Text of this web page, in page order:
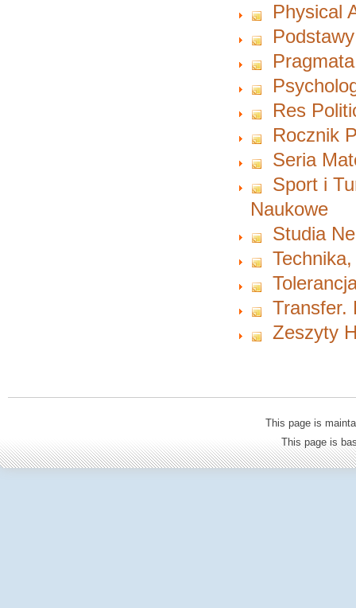
Physical
Res
Rocznik
Seria
Sport i
Naukowe
Studia
Transfer.
Zeszyty
This page is
This page is